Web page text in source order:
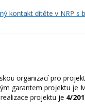
kontakt dítěte v NRP s
organizací pro
garantem projektu je
projektu je 4/